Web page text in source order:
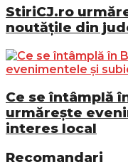
StiriCJ.ro
noutățile din
Ce se întâmplă
urmărește
interes local
Recomandari